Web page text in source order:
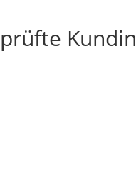
Kundin